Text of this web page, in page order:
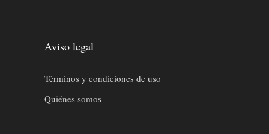
Aviso legal
Términos y condiciones de uso
Quiénes somos